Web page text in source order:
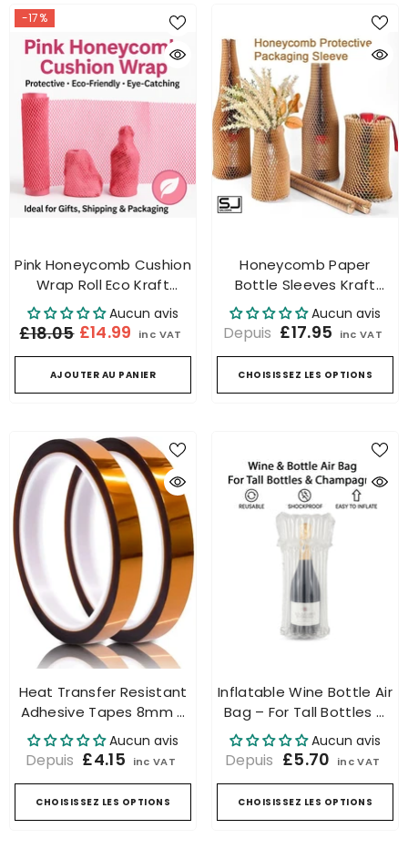
-17%
Pink Honeycomb Cushion
Wrap Roll Eco Kraft
Packaging Paper For
Gifts & Shipping
Aucun avis
£18.05 £14.99 inc VAT
AJOUTER AU PANIER
Honeycomb Paper
Bottle Sleeves Kraft
Paper Packaging Eco-
Friendly - UK
Aucun avis
Depuis £17.95 inc VAT
CHOISISSEZ LES OPTIONS
Heat Transfer Resistant
Adhesive Tapes 8mm X
33m Polyimide For
Sublimation Mugs.
Aucun avis
Depuis £4.15 inc VAT
CHOISISSEZ LES OPTIONS
Inflatable Wine Bottle Air
Bag – For Tall Bottles &
Champagne Protective
Cushion
Aucun avis
Depuis £5.70 inc VAT
CHOISISSEZ LES OPTIONS